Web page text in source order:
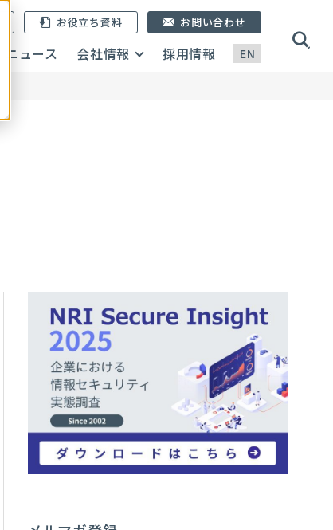
EN
お役立ち資料
ニュース 会社情報 採用情報
お問い合わせ